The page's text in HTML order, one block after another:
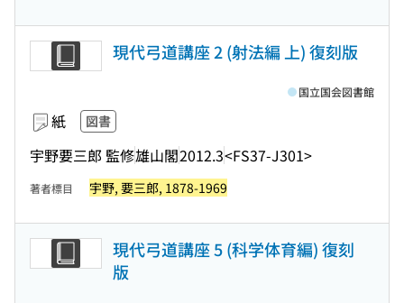
現代弓道講座 2 (射法編 上) 復刻版
紙 図書
宇野要三郎 監修雄山閣2012.3<FS37-J301>
国立国会図書館
著者標目 宇野, 要三郎, 1878-1969
現代弓道講座 5 (科学体育編) 復刻
版